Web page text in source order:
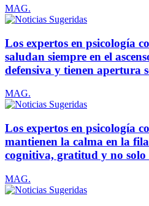
MAG.
Los expertos en psicología
saludan siempre en el
defensiva y tienen apertura
MAG.
Los expertos en psicología
mantienen la calma en la
cognitiva, gratitud y no
MAG.